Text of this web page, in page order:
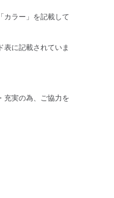
カラー」を記載して
表に記載されていま
充実の為、ご協力を